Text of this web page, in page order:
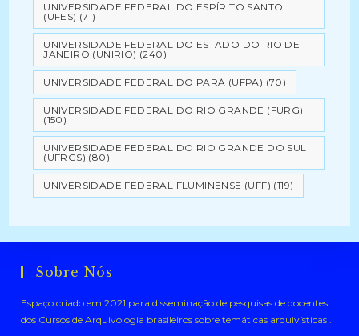
UNIVERSIDADE FEDERAL DO ESPÍRITO SANTO
(UFES) (71)
UNIVERSIDADE FEDERAL DO ESTADO DO RIO DE
JANEIRO (UNIRIO) (240)
UNIVERSIDADE FEDERAL DO PARÁ (UFPA) (70)
UNIVERSIDADE FEDERAL DO RIO GRANDE (FURG)
(150)
UNIVERSIDADE FEDERAL DO RIO GRANDE DO SUL
(UFRGS) (80)
UNIVERSIDADE FEDERAL FLUMINENSE (UFF) (119)
Sobre Nós
Espaço criado em 2021 para disseminação de pesquisas de docentes
dos Cursos de Arquivologia brasileiros sobre temáticas arquivísticas .